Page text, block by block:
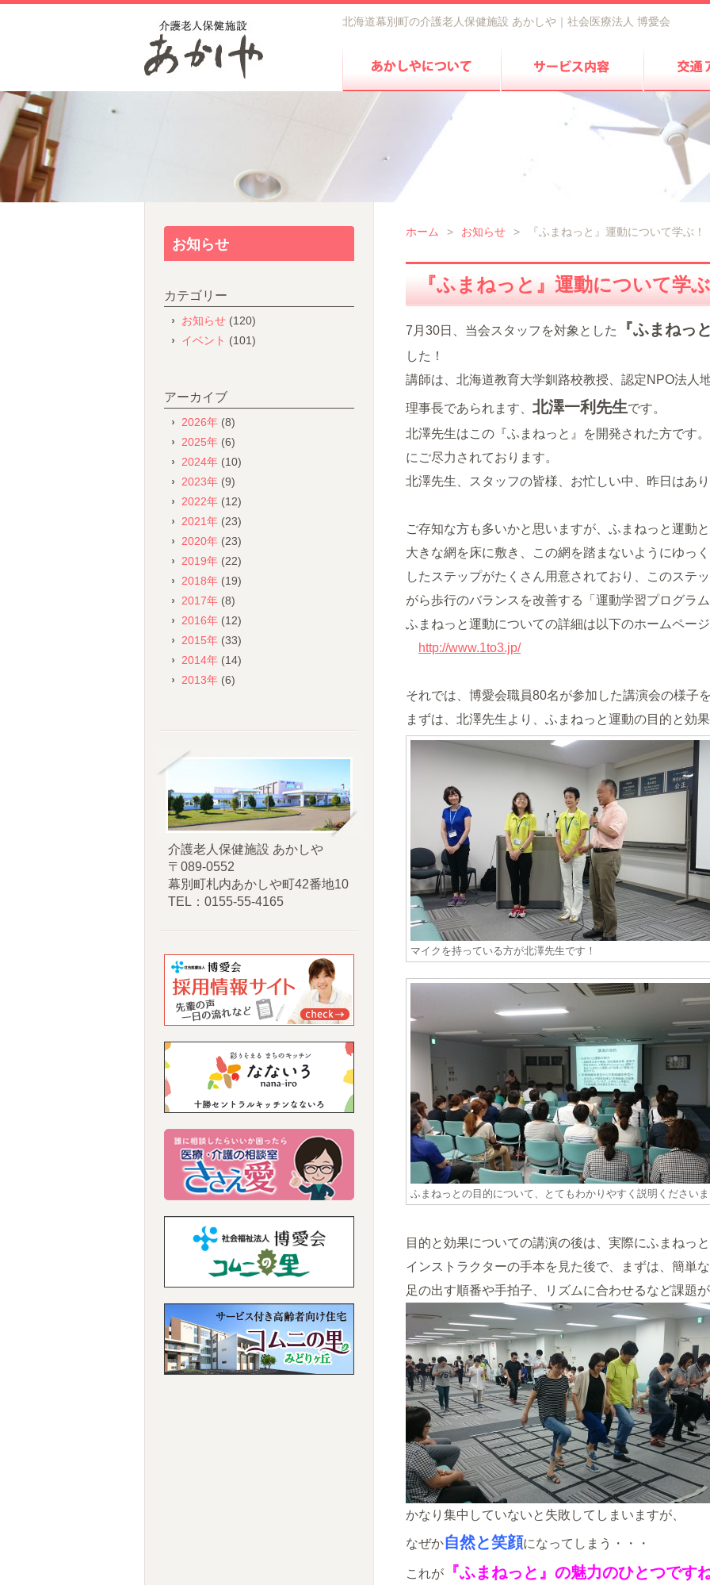
北海道幕別町の介護老人保健施設 あかしや｜社会医療法人 博愛会
ホーム > お知らせ > 『ふまねっと』運動について学ぶ！
『ふまねっと』運動について学
7月30日、当会スタッフを対象とした 『ふまねっ
した！
講師は、北海道教育大学釧路校教授、認定NPO法人
理事長であられます、 北澤一利先生です。
北澤先生はこの『ふまねっと』を開発された方です
にご尽力されております。
北澤先生、スタッフの皆様、お忙しい中、昨日はあ
ご存知な方も多いかと思いますが、ふまねっと運動
大きな網を床に敷き、この網を踏まないようにゆっ
したステップがたくさん用意されており、このステ
がら歩行のバランスを改善する「運動学習プログラ
ふまねっと運動についての詳細は以下のホームペー
http://www.1to3.jp/
それでは、博愛会職員80名が参加した講演会の様子
まずは、北澤先生より、ふまねっと運動の目的と効
マイクを持っている方が北澤先生です！
ふまねっとの目的について、とてもわかりやすく説明ください
目的と効果についての講演の後は、実際にふまねっ
インストラクターの手本を見た後で、まずは、簡単
足の出す順番や手拍子、リズムに合わせるなど課題
かなり集中していないと失敗してしまいますが、
なぜか自然と笑顔になってしまう・・・
これが 『ふまねっと』の魅力のひとつです
お知らせ
カテゴリー
お知らせ (120)
イベント (101)
アーカイブ
2026年 (8)
2025年 (6)
2024年 (10)
2023年 (9)
2022年 (12)
2021年 (23)
2020年 (23)
2019年 (22)
2018年 (19)
2017年 (8)
2016年 (12)
2015年 (33)
2014年 (14)
2013年 (6)
介護老人保健施設 あかしや
〒089-0552
幕別町札内あかしや町42番地10
TEL：0155-55-4165